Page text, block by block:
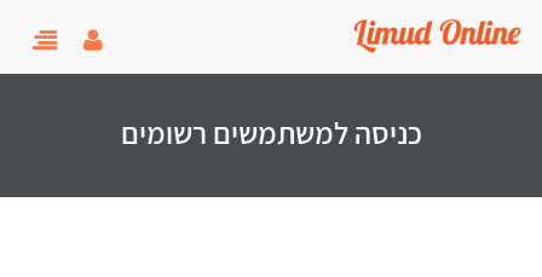
menu
כניסה למשתמשים רשומים